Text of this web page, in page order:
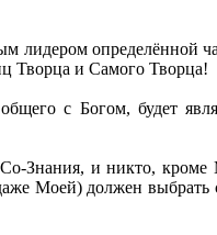
лидером определённой
Творца и Самого Творца!
с Богом, будет
Знания, и никто,
Моей) должен выбрать